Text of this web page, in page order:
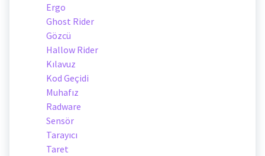
Ergo
Ghost Rider
Gözcü
Hallow Rider
Kılavuz
Kod Geçidi
Muhafız
Radware
Sensör
Tarayıcı
Taret